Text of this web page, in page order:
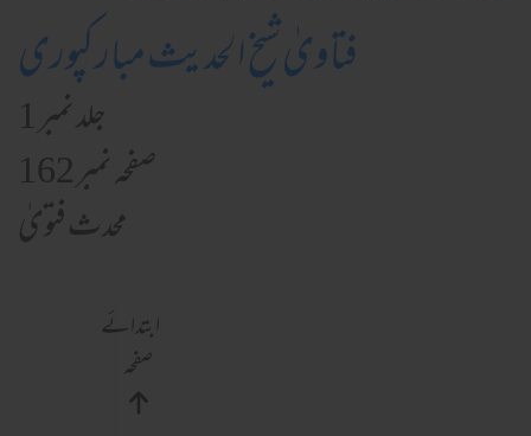
فتاویٰ شیخ الحدیث مبارکپوری
جلد نمبر 1
صفحہ نمبر 162
محدث فتویٰ
ابتدائے
صفحہ